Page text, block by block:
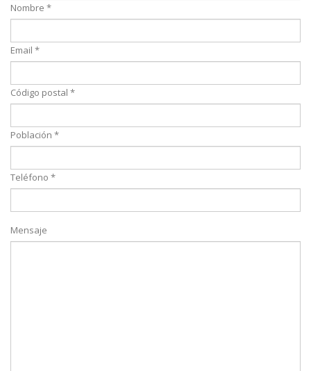
Nombre *
Email *
Código postal *
Población *
Teléfono *
Mensaje